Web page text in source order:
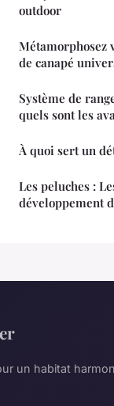
outdoor
Métamorphosez
de canapé
Système de
quels sont les
À quoi sert un
Les peluches :
développement
un habitat